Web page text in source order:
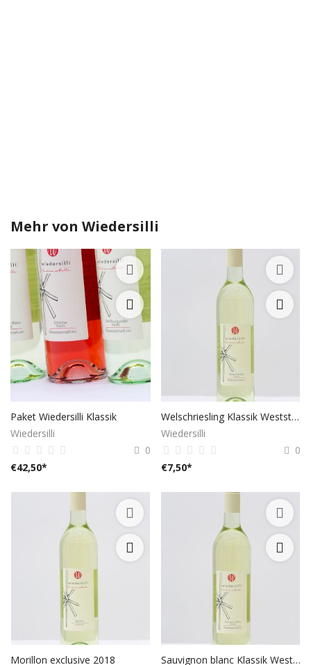
Mehr von Wiedersilli
Paket Wiedersilli Klassik
Wiedersilli
0
€42,50*
Welschriesling Klassik Weststeiermark DAC 2019
Wiedersilli
0
€7,50*
Morillon exclusive 2018 Sauvignon blanc Klassik Weststeiermark DAC 2019